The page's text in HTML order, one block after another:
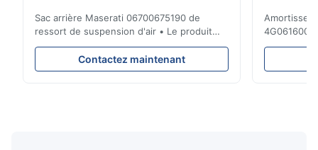
Sac arrière Maserati 06700675190 de
ressort de suspension d'air • Le produit
est 100% compatible avec la cloison
originale. Produit : Ressort pneumatique et
airbag No. d'OEM : 06700675190 No. de
Contactez maintenant
d'Audi A6
réparation